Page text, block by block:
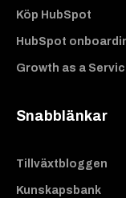
Köp HubSpot
HubSpot
Growth as a
Snabblänkar
Tillväxtbloggen
Kunskapsbank